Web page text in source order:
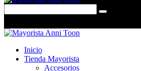
Inicio
Tienda Mayorista
Accesorios